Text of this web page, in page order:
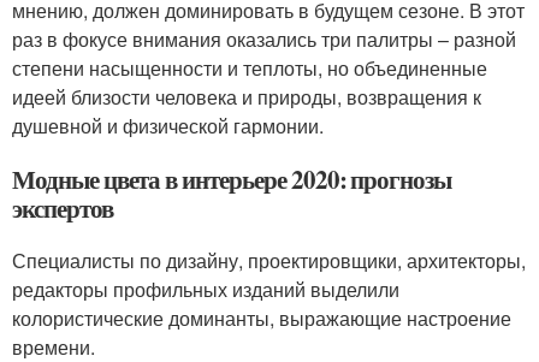
мнению, должен доминировать в будущем сезоне. В этот
раз в фокусе внимания оказались три палитры – разной
степени насыщенности и теплоты, но объединенные
идеей близости человека и природы, возвращения к
душевной и физической гармонии.
Модные цвета в интерьере 2020: прогнозы
экспертов
Специалисты по дизайну, проектировщики, архитекторы,
редакторы профильных изданий выделили
колористические доминанты, выражающие настроение
времени.